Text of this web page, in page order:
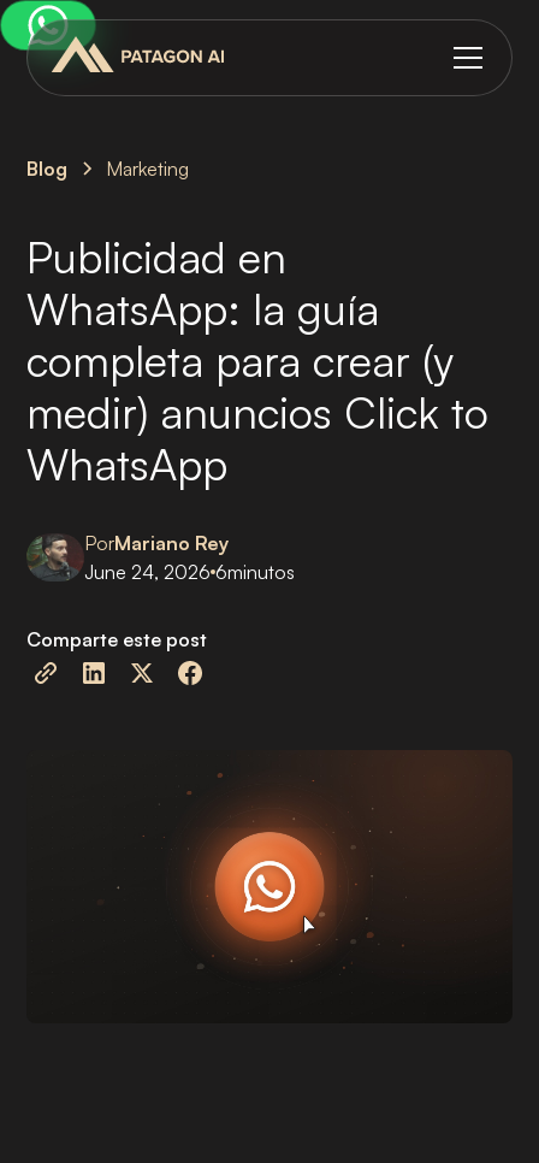
Blog Marketing
Publicidad en
WhatsApp: la guía
completa para crear (y
medir) anuncios Click to
WhatsApp
PorMariano Rey
June 24, 2026 6minutos
Comparte este post